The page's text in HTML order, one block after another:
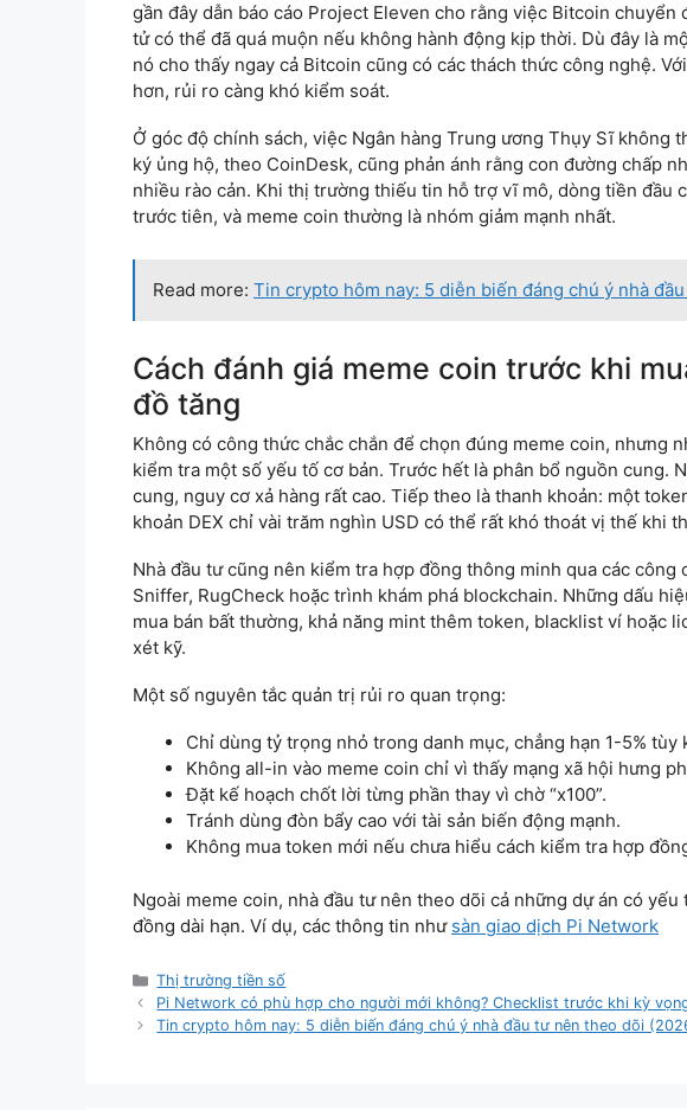
gần đây dẫn báo cáo Project Eleven cho rằng việc Bitcoin
tử có thể đã quá muộn nếu không hành động kịp thời. Dù đây là
nó cho thấy ngay cả Bitcoin cũng có các thách thức công nghệ.
hơn, rủi ro càng khó kiểm soát.
Ở góc độ chính sách, việc Ngân hàng Trung ương Thụy Sĩ không
ký ủng hộ, theo CoinDesk, cũng phản ánh rằng con đường chấp
nhiều rào cản. Khi thị trường thiếu tin hỗ trợ vĩ mô, dòng tiền đầu
trước tiên, và meme coin thường là nhóm giảm mạnh nhất.
Read more: Tin crypto hôm nay: 5 diễn biến đáng chú ý nhà
Cách đánh giá meme coin trước khi
đồ tăng
Không có công thức chắc chắn để chọn đúng meme coin, nhưng
kiểm tra một số yếu tố cơ bản. Trước hết là phân bổ nguồn cung.
cung, nguy cơ xả hàng rất cao. Tiếp theo là thanh khoản: một
khoản DEX chỉ vài trăm nghìn USD có thể rất khó thoát vị thế khi
Nhà đầu tư cũng nên kiểm tra hợp đồng thông minh qua các công
Sniffer, RugCheck hoặc trình khám phá blockchain. Những dấu
mua bán bất thường, khả năng mint thêm token, blacklist ví hoặc
xét kỹ.
Một số nguyên tắc quản trị rủi ro quan trọng:
Chỉ dùng tỷ trọng nhỏ trong danh mục, chẳng hạn 1-5% tùy
Không all-in vào meme coin chỉ vì thấy mạng xã hội hưng
Đặt kế hoạch chốt lời từng phần thay vì chờ “x100”.
Tránh dùng đòn bẩy cao với tài sản biến động mạnh.
Không mua token mới nếu chưa hiểu cách kiểm tra hợp
Ngoài meme coin, nhà đầu tư nên theo dõi cả những dự án có
đồng dài hạn. Ví dụ, các thông tin như sàn giao dịch Pi Network
Categories
Thị trường tiền số
Pi Network có phù hợp cho người mới không? Checklist trước khi kỳ
Tin crypto hôm nay: 5 diễn biến đáng chú ý nhà đầu tư nên theo dõi